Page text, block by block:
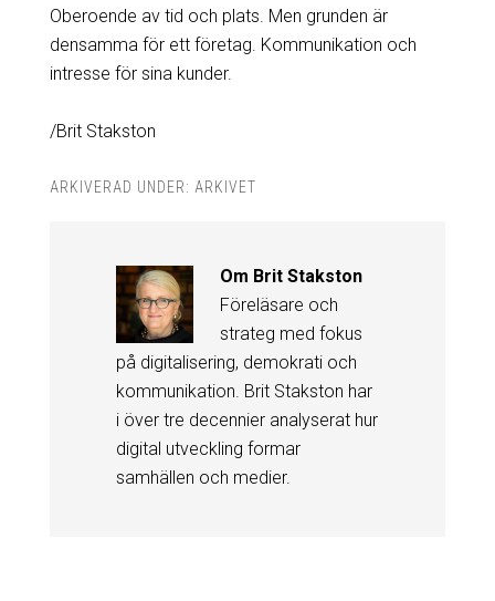
Oberoende av tid och plats. Men grunden är
densamma för ett företag. Kommunikation och
intresse för sina kunder.
/Brit Stakston
ARKIVERAD UNDER: ARKIVET
Om Brit Stakston
Föreläsare och
strateg med fokus
på digitalisering, demokrati och
kommunikation. Brit Stakston har
i över tre decennier analyserat hur
digital utveckling formar
samhällen och medier.